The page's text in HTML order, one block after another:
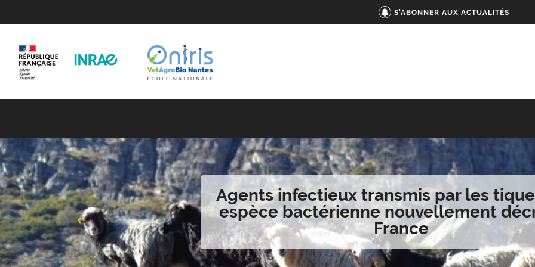
S'ABONNER AUX ACTUALITÉS
Agents infectieux transmis par les
espèce bactérienne nouvellement
France